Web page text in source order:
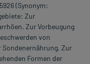
(Synonym:
Zur
Zur Vorbeugung
von
Zur
Formen der